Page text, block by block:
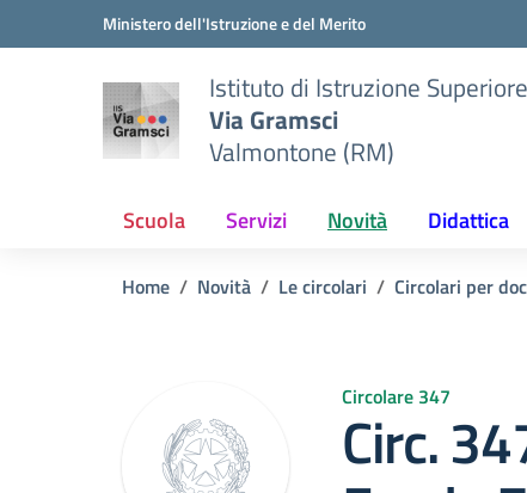
Vai ai contenuti
Vai al menu di navigazioneMinistero dell'Istruzione e del Merito
Istituto di Istruzione Superiore
Via Gramsci
Valmontone (RM)
Scuola Servizi Novità Didattica
Home Novità Le circolari Circolari per
Circolare 347
Circ.